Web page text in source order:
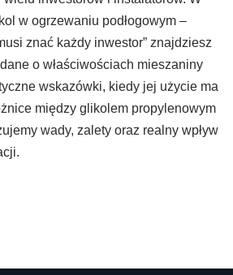
w ogrzewaniu podłogowym –
znać każdy inwestor” znajdziesz
o właściwościach mieszaniny
wskazówki, kiedy jej użycie ma
między glikolem propylenowym
wady, zalety oraz realny wpływ